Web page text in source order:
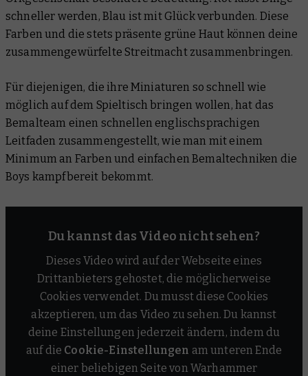
schneller werden, Blau ist mit Glück verbunden. Diese
Farben und die stets präsente grüne Haut können deine
zusammengewürfelte Streitmacht zusammenbringen.
Für diejenigen, die ihre Miniaturen so schnell wie
möglich auf dem Spieltisch bringen wollen, hat das
Bemalteam einen schnellen englischsprachigen
Leitfaden zusammengestellt, wie man mit einem
Minimum an Farben und einfachen Bemaltechniken die
Boys kampfbereit bekommt.
Du kannst das Video nicht sehen?
Dieses Video wird auf der Webseite eines
Drittanbieters gehostet, die möglicherweise
Cookies verwendet. Du musst diese Cookies
akzeptieren, um das Video zu sehen. Du kannst
deine Einstellungen jederzeit ändern, indem du
auf die Cookie-Einstellungen am unteren Ende
einer beliebigen Seite von Warhammer